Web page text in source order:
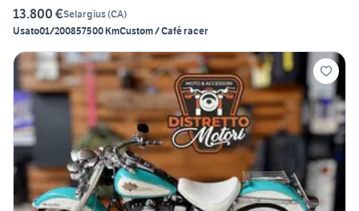
13.800 €Selargius(CA)
Usato01/200857500 KmCustom / Café racer